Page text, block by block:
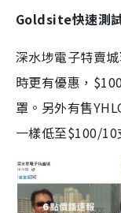
Goldsite快速測
深水埗電子特賣
時更有優惠，
罩。另外有售
一樣低至$100/10